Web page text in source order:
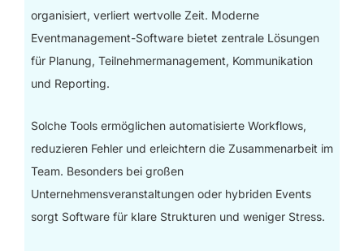
organisiert, verliert wertvolle Zeit. Moderne
Eventmanagement-Software bietet zentrale Lösungen
für Planung, Teilnehmermanagement, Kommunikation
und Reporting.
Solche Tools ermöglichen automatisierte Workflows,
reduzieren Fehler und erleichtern die Zusammenarbeit im
Team. Besonders bei großen
Unternehmensveranstaltungen oder hybriden Events
sorgt Software für klare Strukturen und weniger Stress.